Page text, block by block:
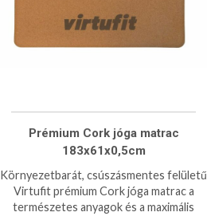
Prémium Cork jóga matrac
183x61x0,5cm
Környezetbarát, csúszásmentes felületű
Virtufit prémium Cork jóga matrac a
természetes anyagok és a maximális